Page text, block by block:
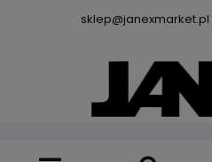
sklep@janexmarket.pl